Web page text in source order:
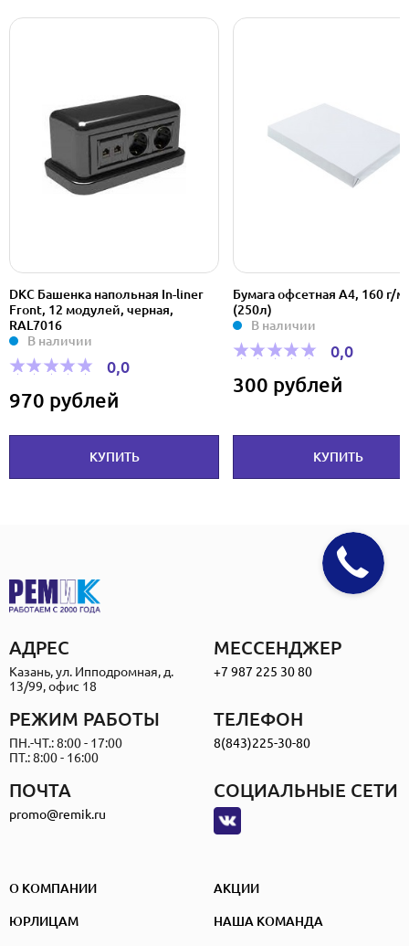
DKC Башенка напольная In-liner
Front, 12 модулей, черная,
RAL7016
В наличии
0,0
970 рублей
КУПИТЬ
Бумага офсетная А4, 160 г/
(250л)
В наличии
0,0
300 рублей
КУПИТЬ
АДРЕС
Казань, ул. Ипподромная, д.
13/99, офис 18
МЕССЕНДЖЕР
+7 987 225 30 80
ПОЧТА
promo@remik.ru
РЕЖИМ РАБОТЫ
ПН.-ЧТ.: 8:00 - 17:00
ПТ.: 8:00 - 16:00
ТЕЛЕФОН
8(843)225-30-80
СОЦИАЛЬНЫЕ СЕТИ
О КОМПАНИИ АКЦИИ
ЮРЛИЦАМ НАША КОМАНДА